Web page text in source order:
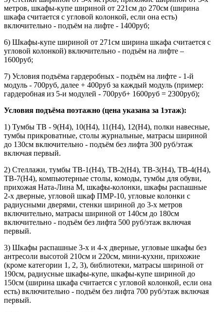
метров, шкафы-купе шириной от 221см до 270см (ширина
шкафа считается с угловой колонкой, если она есть)
включительно - подъём на лифте - 1400руб;
6) Шкафы-купе шириной от 271см ширина шкафа считается с
угловой колонкой) включительно - подъём на лифте –
1600руб;
7) Условия подъёма гардеробных - подъём на лифте - 1-й
модуль - 700руб, далее + 400руб за каждый модуль (пример:
гардеробная из 5-и модулей - 700руб+ 1600руб = 2300руб);
Условия подъёма поэтажно (цена указана за 1этаж):
1) Тумбы ТВ - 9(Н4), 10(Н4), 11(Н4), 12(Н4), полки навесные,
тумбы прикроватные, столы журнальные, матрасы шириной
до 130см включительно - подъём без лифта 300 руб/этаж
включая первый.
2) Стеллажи, тумбы ТВ-1(Н4), ТВ-2(Н4), ТВ-3(Н4), ТВ-4(Н4),
ТВ-7(Н4), компьютерные столы, комоды, тумбы для обуви,
прихожая Ната-Лина М, шкафы-колонки, шкафы распашные
2-х дверные, угловой шкаф ПМР-10, угловые колонки с
радиусными дверями, стенки шириной до 3-х метров
включительно, матрасы шириной от 140см до 180см
включительно - подъём без лифта 500 руб/этаж включая
первый.
3) Шкафы распашные 3-х и 4-х дверные, угловые шкафы без
антресоли высотой 210см и 220см, мини-кухни, прихожие
(кроме категории 1, 2, 3), библиотеки, матрасы шириной от
190см, радиусные шкафы-купе, шкафы-купе шириной до
150см (ширина шкафа считается с угловой колонкой, если она
есть) включительно - подъём без лифта 700 руб/этаж включая
первый.